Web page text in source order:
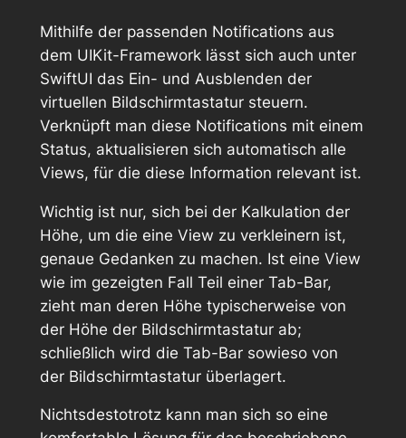
Mithilfe der passenden Notifications aus
dem UIKit-Framework lässt sich auch unter
SwiftUI das Ein- und Ausblenden der
virtuellen Bildschirmtastatur steuern.
Verknüpft man diese Notifications mit einem
Status, aktualisieren sich automatisch alle
Views, für die diese Information relevant ist.
Wichtig ist nur, sich bei der Kalkulation der
Höhe, um die eine View zu verkleinern ist,
genaue Gedanken zu machen. Ist eine View
wie im gezeigten Fall Teil einer Tab-Bar,
zieht man deren Höhe typischerweise von
der Höhe der Bildschirmtastatur ab;
schließlich wird die Tab-Bar sowieso von
der Bildschirmtastatur überlagert.
Nichtsdestotrotz kann man sich so eine